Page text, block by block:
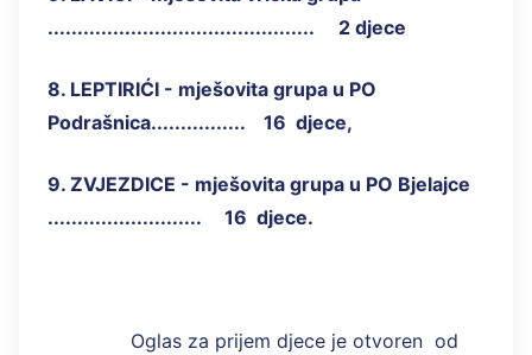
............................................. 2 djece
8. LEPTIRIĆI - mješovita grupa u PO
Podrašnica................ 16 djece,
9. ZVJEZDICE - mješovita grupa u PO Bjelajce
.......................... 16 djece.
Oglas za prijem djece je otvoren od